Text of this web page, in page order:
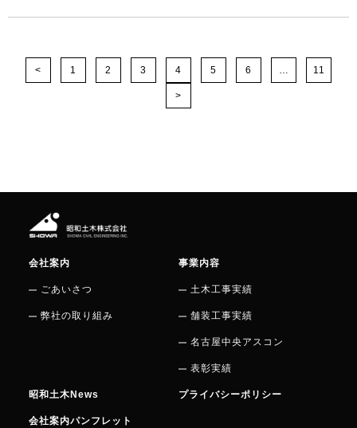
< 1 2 3 4 5 6 … 11
>
会社案内
ごあいさつ
弊社の取り組み
事業内容
土木工事実績
舗装工事実績
名古屋中央アスコン
表彰実績
昭和土木News プライバシーポリシー
会社案内パンフレット